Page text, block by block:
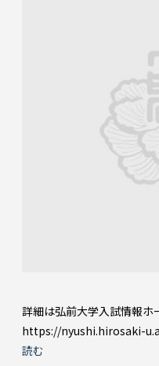
詳細は弘前大学入試情報ホ
https://nyushi.hirosaki-
読む